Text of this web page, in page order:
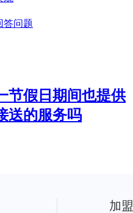
答问题
节假日期间也提供
送的服务吗
加